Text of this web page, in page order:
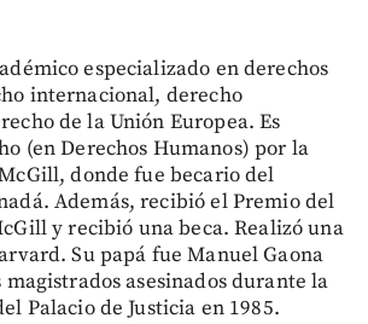
especializado en derechos
internacional, derecho
de la Unión Europea. Es
(en Derechos Humanos) por la
donde fue becario del
Además, recibió el Premio del
y recibió una beca. Realizó una
Su papá fue Manuel Gaona
asesinados durante la
Palacio de Justicia en 1985.